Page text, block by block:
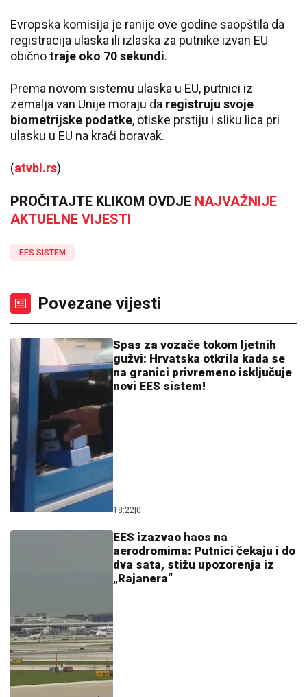
Evropska komisija je ranije ove godine saopštila da
registracija ulaska ili izlaska za putnike izvan EU
običnotraje oko 70 sekundi.
Prema novom sistemu ulaska u EU, putnici iz
zemalja van Unije moraju da registruju svoje
biometrijske podatke, otiske prstiju i sliku lica pri
ulasku u EU na kraći boravak.
(atvbl.rs)
PROČITAJTE KLIKOM OVDJE NAJVAŽNIJE
AKTUELNE VIJESTI
EES SISTEM
Povezane vijesti
Spas za vozače tokom ljetnih
gužvi: Hrvatska otkrila kada se
na granici privremeno isključuje
novi EES sistem!
18:22 0
EES izazvao haos na
aerodromima: Putnici čekaju i do
dva sata, stižu upozorenja iz
„Rajanera“